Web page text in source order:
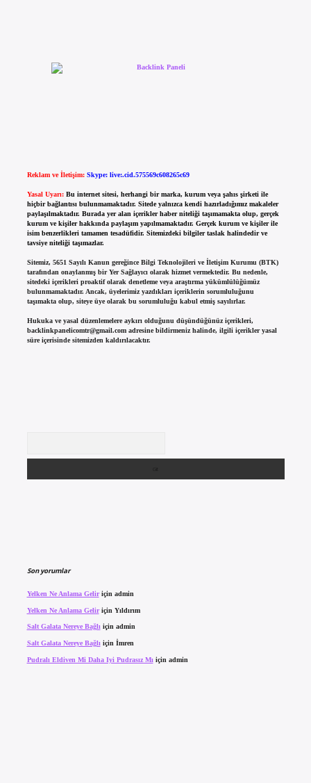
Reklam ve İletişim: Skype: live:.cid.575569c608265c69
Yasal Uyarı: Bu internet sitesi, herhangi bir marka, kurum veya şahıs şirketi ile
hiçbir bağlantısı bulunmamaktadır. Sitede yalnızca kendi hazırladığımız makaleler
paylaşılmaktadır. Burada yer alan içerikler haber niteliği taşımamakta olup, gerçek
kurum ve kişiler hakkında paylaşım yapılmamaktadır. Gerçek kurum ve kişiler ile
isim benzerlikleri tamamen tesadüfidir. Sitemizdeki bilgiler taslak halindedir ve
tavsiye niteliği taşımazlar.
Sitemiz, 5651 Sayılı Kanun gereğince Bilgi Teknolojileri ve İletişim Kurumu (BTK)
tarafından onaylanmış bir Yer Sağlayıcı olarak hizmet vermektedir. Bu nedenle,
sitedeki içerikleri proaktif olarak denetleme veya araştırma yükümlülüğümüz
bulunmamaktadır. Ancak, üyelerimiz yazdıkları içeriklerin sorumluluğunu
taşımakta olup, siteye üye olarak bu sorumluluğu kabul etmiş sayılırlar.
Hukuka ve yasal düzenlemelere aykırı olduğunu düşündüğünüz içerikleri,
backlinkpanelicomtr@gmail.comadresine bildirmeniz halinde, ilgili içerikler yasal
süre içerisinde sitemizden kaldırılacaktır.
Son yorumlar
Yelken Ne Anlama Geliriçin admin
Yelken Ne Anlama Geliriçin Yıldırım
Salt Galata Nereye Bağlıiçin admin
Salt Galata Nereye Bağlı için İmren
Pudralı Eldiven Mi Daha Iyi Pudrasız Mı için admin